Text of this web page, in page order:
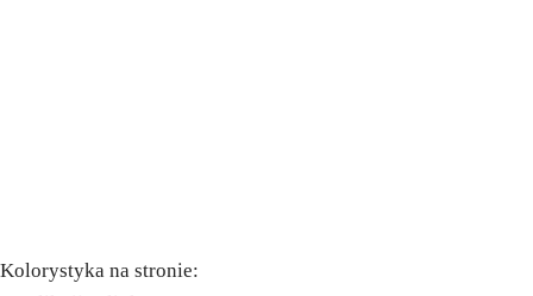
Kolorystyka na stronie: